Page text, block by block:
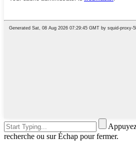
recherche ou sur Échap pour fermer.